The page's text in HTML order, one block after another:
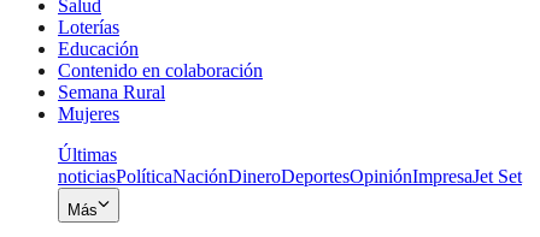
Salud
Loterías
Educación
Contenido en colaboración
Semana Rural
Mujeres
Últimas
noticiasPolíticaNaciónDineroDeportesOpiniónImpresaJet Set
Más